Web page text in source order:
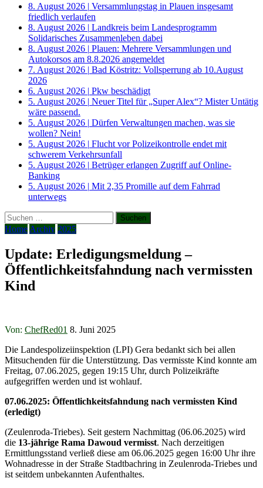
8. August 2026 | Versammlungstag in Plauen insgesamt
friedlich verlaufen
8. August 2026 | Landkreis beim Landesprogramm
Solidarisches Zusammenleben dabei
8. August 2026 | Plauen: Mehrere Versammlungen und
Autokorsos am 8.8.2026 angemeldet
7. August 2026 | Bad Köstritz: Vollsperrung ab 10.August
2026
6. August 2026 | Pkw beschädigt
5. August 2026 | Neuer Titel für „Super Alex“? Mister Untätig
wäre passend.
5. August 2026 | Dürfen Verwaltungen machen, was sie
wollen? Nein!
5. August 2026 | Flucht vor Polizeikontrolle endet mit
schwerem Verkehrsunfall
5. August 2026 | Betrüger erlangen Zugriff auf Online-
Banking
5. August 2026 | Mit 2,35 Promille auf dem Fahrrad
unterwegs
Suchen
nach:
Home Archiv 2025
Update: Erledigungsmeldung –
Öffentlichkeitsfahndung nach vermissten
Kind
Von: ChefRed01 8. Juni 2025
Die Landespolizeiinspektion (LPI) Gera bedankt sich bei allen
Mitsuchenden für die Unterstützung. Das vermisste Kind konnte am
Freitag, 07.06.2025, gegen 19:15 Uhr, durch Polizeikräfte
aufgegriffen werden und ist wohlauf.
07.06.2025: Öffentlichkeitsfahndung nach vermissten Kind
(erledigt)
(Zeulenroda-Triebes). Seit gestern Nachmittag (06.06.2025) wird
die 13-jährige Rama Dawoud vermisst. Nach derzeitigen
Ermittlungsstand verließ diese am 06.06.2025 gegen 16:00 Uhr ihre
Wohnadresse in der Straße Stadtbachring in Zeulenroda-Triebes und
ist seitdem unbekannten Aufenthaltes.